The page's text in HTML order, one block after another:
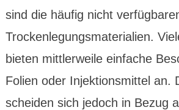
sind die häufig nicht
Trocken­legungs­materialien.
bieten mittler­weile einfache
Folien oder Injektions­mittel an.
scheiden sich jedoch in Bezug